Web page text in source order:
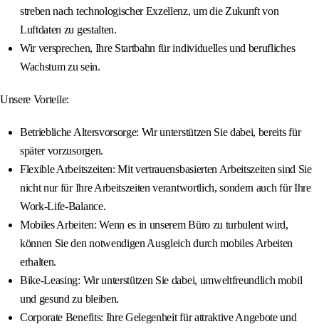
streben nach technologischer Exzellenz, um die Zukunft von
Luftdaten zu gestalten.
Wir versprechen, Ihre Startbahn für individuelles und berufliches
Wachstum zu sein.
Unsere Vorteile:
Betriebliche Altersvorsorge: Wir unterstützen Sie dabei, bereits für
später vorzusorgen.
Flexible Arbeitszeiten: Mit vertrauensbasierten Arbeitszeiten sind Sie
nicht nur für Ihre Arbeitszeiten verantwortlich, sondern auch für Ihre
Work-Life-Balance.
Mobiles Arbeiten: Wenn es in unserem Büro zu turbulent wird,
können Sie den notwendigen Ausgleich durch mobiles Arbeiten
erhalten.
Bike-Leasing: Wir unterstützen Sie dabei, umweltfreundlich mobil
und gesund zu bleiben.
Corporate Benefits: Ihre Gelegenheit für attraktive Angebote und